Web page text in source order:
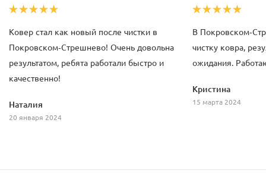
Ковер стал как новый после чистки в
Покровском-Стрешнево! Очень довольна
результатом, ребята работали быстро и
качественно!
Наталия
20 января 2024
В Покровском-
чистку ковра,
ожидания.
Кристина
15 марта 2024